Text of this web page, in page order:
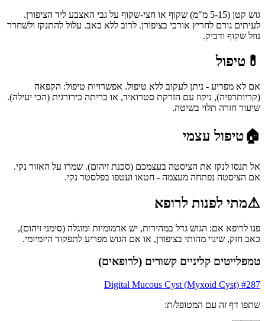
גוש קטן (5-15 מ"מ) שקוף או חצי-שקוף על גבי האצבע ליד הציפורן.
לעיתים גורם לחריץ אורכי בציפורן. לרוב ללא כאב. עלול להתנקז ולשחרר
נוזל שקוף ודביק.
💊 טיפול
אם לא מפריע - ניתן לעקוב ללא טיפול. אפשרויות טיפול: הקפאה
(קריותרפיה), ניקוז עם הזרקת סטרואיד, או כריתה כירורגית (הכי יעילה).
שיעור חזרה תלוי בשיטה.
🏠טיפול עצמי
אל תנסו לנקז את הציסטה בעצמכם (סכנת זיהום). שמרו על האזור נקי.
אם הציסטה נפתחה מעצמה - חטאו ועטפו בפלסטר נקי.
⚠מתי לפנות לרופא
פנו לרופא אם: הגוש גדל במהירות, יש אדמומיות ומוגלה (סימני זיהום),
כאב חזק, שינוי מהותי בציפורן, או אם הגוש מפריע לתפקוד היומיומי.
טמפלייטים קליניים קשורים (לרופאים)
#287
Digital Mucous Cyst (Myxoid Cyst)
שתפו דף זה עם המטופל/ת: